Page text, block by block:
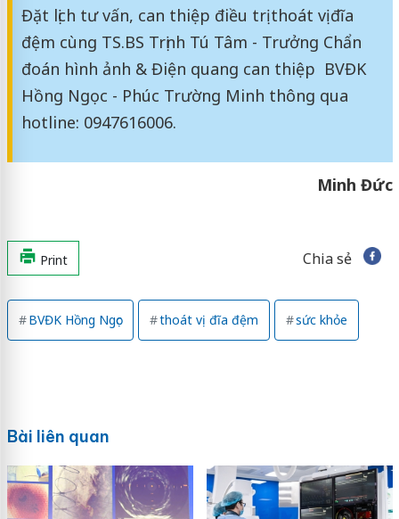
Đặt lịch tư vấn, can thiệp điều trị thoát vị đĩa
đệm cùng TS.BS Trịnh Tú Tâm - Trưởng Chẩn
đoán hình ảnh & Điện quang can thiệp BVĐK
Hồng Ngọc - Phúc Trường Minh thông qua
hotline: 0947616006.
Minh Đức
Print Chia sẻ
BVĐK Hồng Ngọc thoát vị đĩa đệm sức khỏe
Bài liên quan